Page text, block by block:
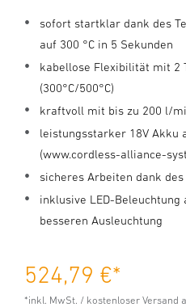
sofort startklar dank des
auf 300 °C in 5 Sekunden
kabellose Flexibilität mit 2
(300°C/500°C)
kraftvoll mit bis zu 200 l/
leistungsstarker 18V Akku
(www.cordless-alliance-
sicheres Arbeiten dank des
inklusive LED-Beleuchtung
besseren Ausleuchtung
524,79 € *
*inkl. MwSt. / kostenloser Versand ab